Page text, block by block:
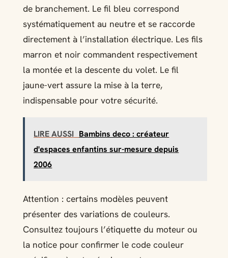
de branchement. Le fil bleu correspond
systématiquement au neutre et se raccorde
directement à l’installation électrique. Les fils
marron et noir commandent respectivement
la montée et la descente du volet. Le fil
jaune-vert assure la mise à la terre,
indispensable pour votre sécurité.
LIRE AUSSI Bambins deco : créateur
d'espaces enfantins sur-mesure depuis
2006
Attention : certains modèles peuvent
présenter des variations de couleurs.
Consultez toujours l’étiquette du moteur ou
la notice pour confirmer le code couleur